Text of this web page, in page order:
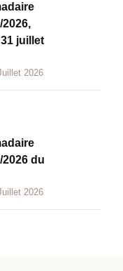
juillet
2026
du
2026